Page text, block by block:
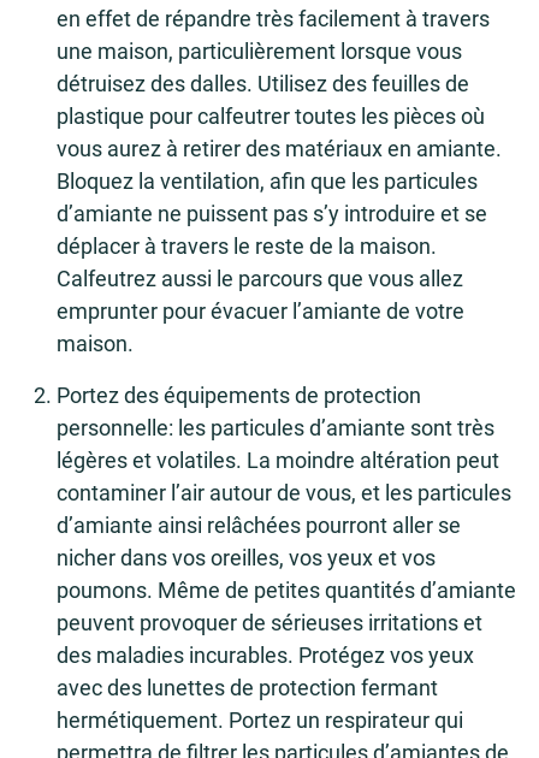
en effet de répandre très facilement à travers
une maison, particulièrement lorsque vous
détruisez des dalles. Utilisez des feuilles de
plastique pour calfeutrer toutes les pièces où
vous aurez à retirer des matériaux en amiante.
Bloquez la ventilation, afin que les particules
d’amiante ne puissent pas s’y introduire et se
déplacer à travers le reste de la maison.
Calfeutrez aussi le parcours que vous allez
emprunter pour évacuer l’amiante de votre
maison.
Portez des équipements de protection
personnelle: les particules d’amiante sont très
légères et volatiles. La moindre altération peut
contaminer l’air autour de vous, et les particules
d’amiante ainsi relâchées pourront aller se
nicher dans vos oreilles, vos yeux et vos
poumons. Même de petites quantités d’amiante
peuvent provoquer de sérieuses irritations et
des maladies incurables. Protégez vos yeux
avec des lunettes de protection fermant
hermétiquement. Portez un respirateur qui
permettra de filtrer les particules d’amiantes de